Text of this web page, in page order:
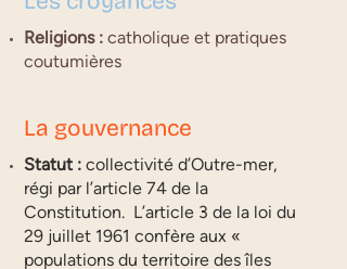
Religions : catholique et pratiques
coutumières
La gouvernance
Statut : collectivité d’Outre-mer,
régi par l’article 74 de la
Constitution. L’article 3 de la loi du
29 juillet 1961 confère aux «
populations du territoire des îles